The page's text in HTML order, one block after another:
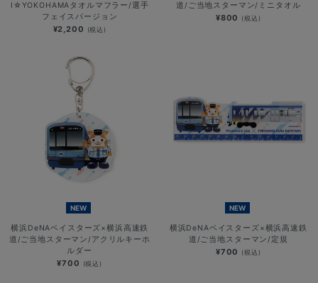
I☆YOKOHAMAタオルマフラー/選手
フェイスバージョン
¥2,200 (税込)
道/ご当地スターマン/ミニタオル
¥800 (税込)
NEW
横浜DeNAベイスターズ×横浜高速鉄
道/ご当地スターマン/アクリルキーホ
ルダー
¥700 (税込)
NEW
横浜DeNAベイスターズ×横浜高速鉄
道/ご当地スターマン/定規
¥700 (税込)